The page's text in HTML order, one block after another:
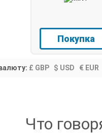
Покупка
£ GBP $ USD € EUR
Что